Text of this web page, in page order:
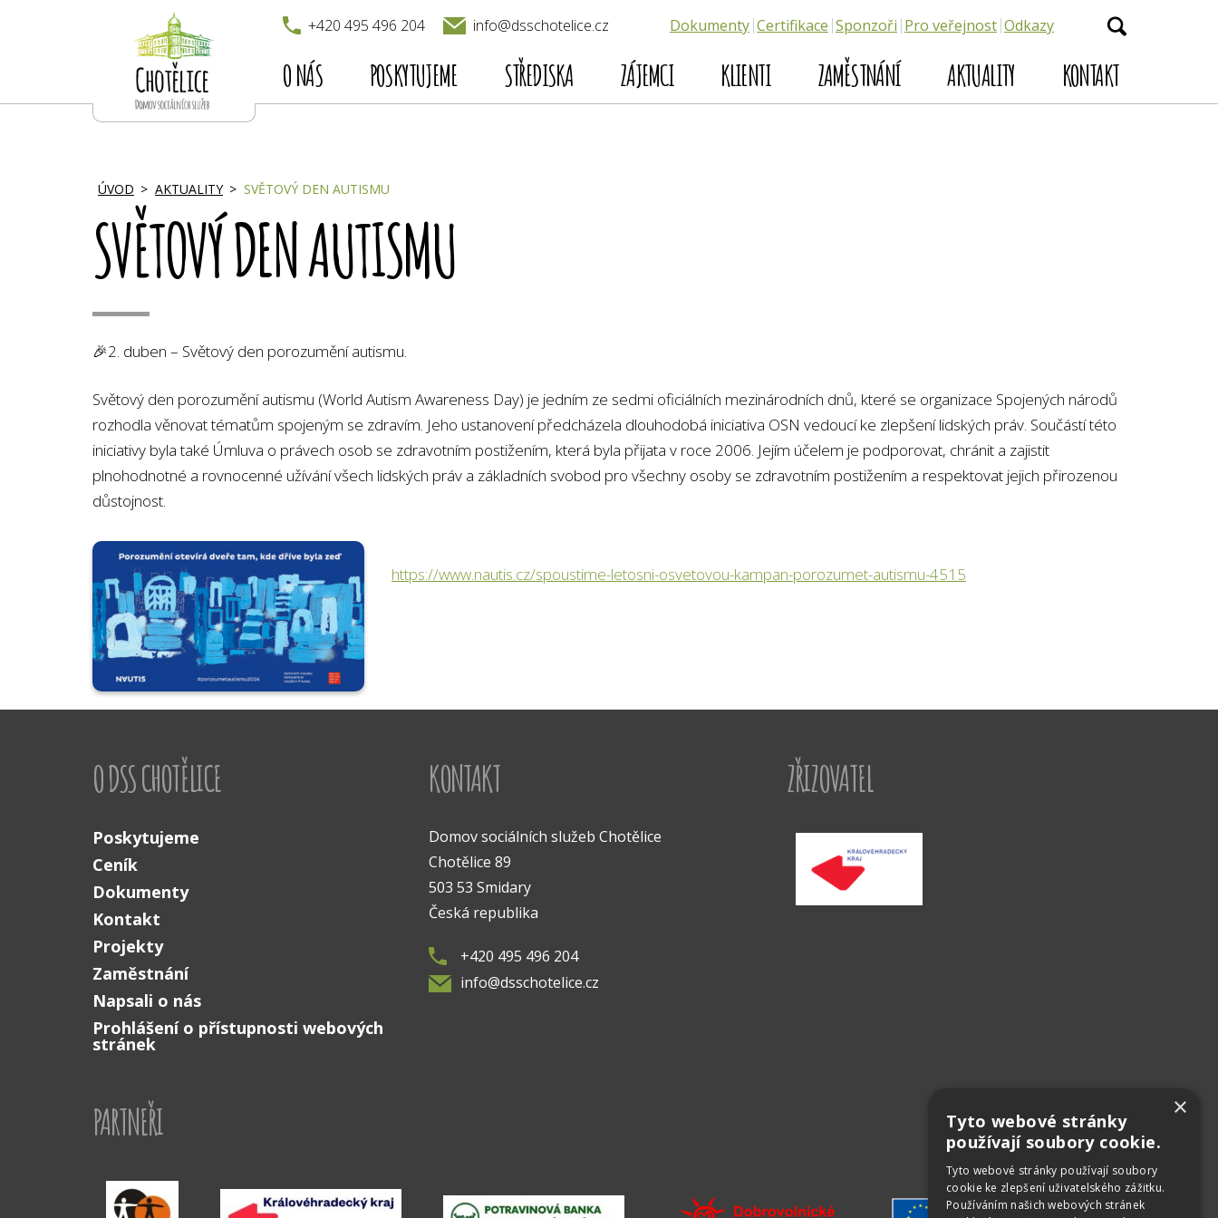
+420 495 496 204 info@dsschotelice.cz
O NÁS POSKYTUJEME STŘEDISKA ZÁJEMCI KLIENTI ZAMĚSTNÁNÍ AKTUALITY KONTAKT
Dokumenty Certifikace Sponzoři Pro veřejnost Odkazy
ÚVOD AKTUALITY SVĚTOVÝ DEN AUTISMU
SVĚTOVÝ DEN AUTISMU
🎉2. duben – Světový den porozumění autismu.
Světový den porozumění autismu (World Autism Awareness Day) je jedním ze sedmi oficiálních mezinárodních dnů, které se organizace Spojených národů
rozhodla věnovat tématům spojeným se zdravím. Jeho ustanovení předcházela dlouhodobá iniciativa OSN vedoucí ke zlepšení lidských práv. Součástí této
iniciativy byla také Úmluva o právech osob se zdravotním postižením, která byla přijata v roce 2006. Jejím účelem je podporovat, chránit a zajistit
plnohodnotné a rovnocenné užívání všech lidských práv a základních svobod pro všechny osoby se zdravotním postižením a respektovat jejich přirozenou
důstojnost.
https://www.nautis.cz/spoustime-letosni-osvetovou-kampan-porozumet-autismu-4515
O DSS CHOTĚLICE
Poskytujeme
Ceník
Dokumenty
Kontakt
Projekty
Zaměstnání
Napsali o nás
Prohlášení o přístupnosti webových
stránek
KONTAKT
Domov sociálních služeb Chotělice
Chotělice 89
503 53 Smidary
Česká republika
+420 495 496 204
info@dsschotelice.cz
ZŘIZOVATEL
PARTNEŘI ×
Tyto webové stránky
používají soubory cookie.
Tyto webové stránky používají soubory
cookie ke zlepšení uživatelského zážitku.
Používáním našich webových stránek